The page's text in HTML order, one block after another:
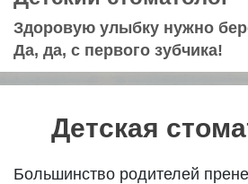
Здоровую улыбку нужно
Да, да, с первого зубчика!
Детская
Большинство родителей